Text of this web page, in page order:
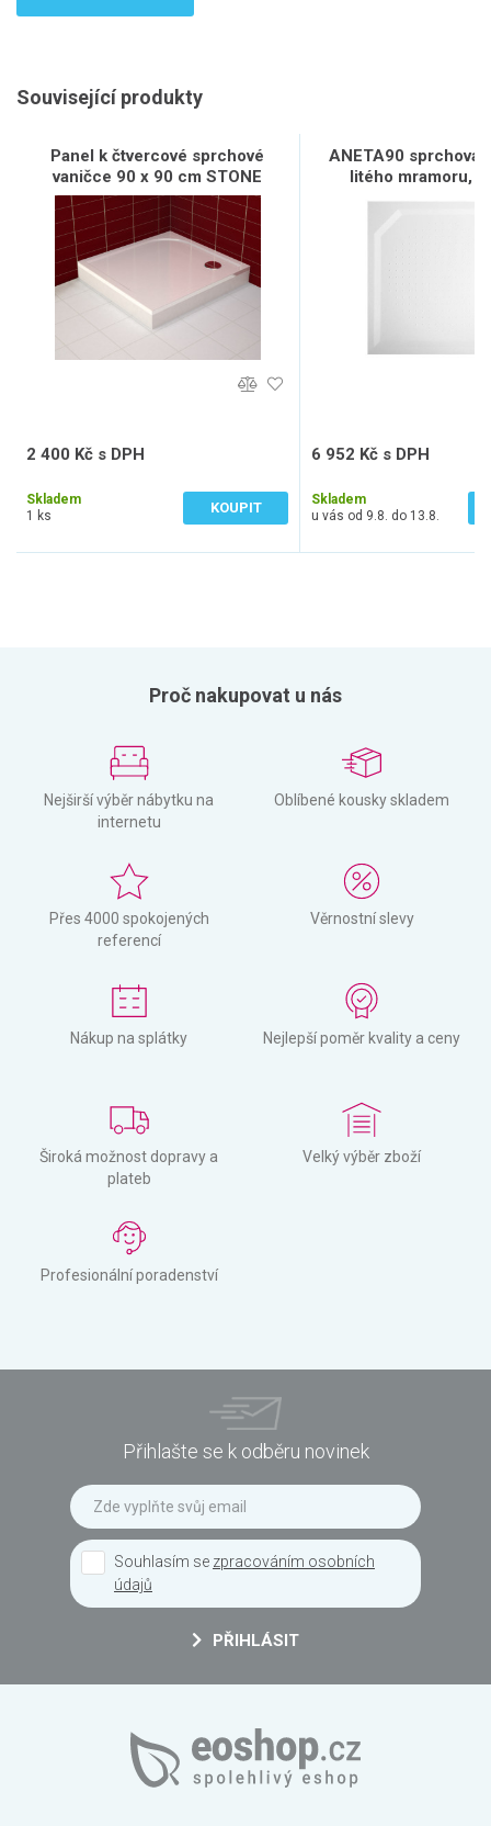
Související produkty
Panel k čtvercové sprchové
vaničce 90 x 90 cm STONE
2 400 Kč s DPH
Skladem
1 ks
KOUPIT
ANETA90 sprchová
litého mramoru,
90x90cm,
6 952 Kč s DPH
Skladem
u vás od 9.8. do 13.8.
Proč nakupovat u nás
Nejširší výběr nábytku na
internetu
Oblíbené kousky skladem
Přes 4000 spokojených
referencí
Věrnostní slevy
Nákup na splátky Nejlepší poměr kvality a ceny
Široká možnost dopravy a
plateb
Velký výběr zboží
Profesionální poradenství
Přihlašte se k odběru novinek
Souhlasím se zpracováním osobních
údajů
PŘIHLÁSIT